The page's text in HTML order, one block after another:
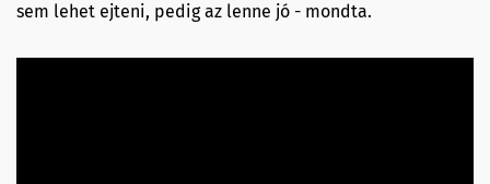
sem lehet ejteni, pedig az lenne jó - mondta.